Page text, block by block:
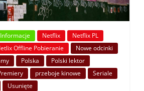
Informacje Netflix
Netflix PL
Offline Pobieranie
Nowe odcinki
Polska
Polski lektor
przeboje kinowe
Seriale
Usunięte